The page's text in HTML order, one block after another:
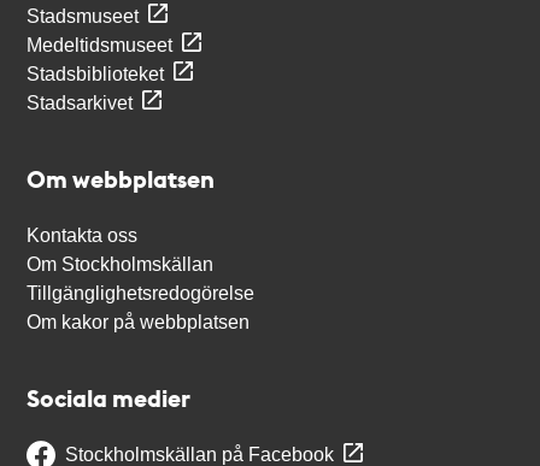
Stadsmuseet
Medeltidsmuseet
Stadsbiblioteket
Stadsarkivet
Om webbplatsen
Kontakta oss
Om Stockholmskällan
Tillgänglighetsredogörelse
Om kakor på webbplatsen
Sociala medier
Stockholmskällan på Facebook